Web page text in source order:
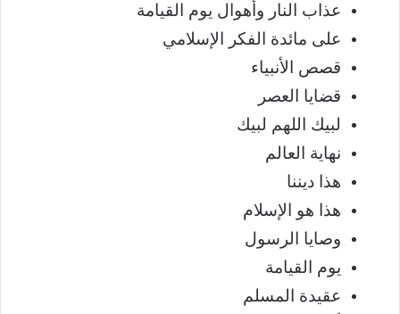
عذاب النار وأهوال يوم القيامة
على مائدة الفكر الإسلامي
قصص الأنبياء
قضايا العصر
لبيك اللهم لبيك
نهاية العالم
هذا ديننا
هذا هو الإسلام
وصايا الرسول
يوم القيامة
عقيدة المسلم